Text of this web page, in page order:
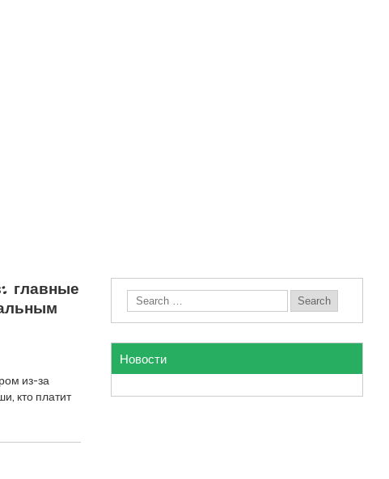
главные
из-за
кто платит
Новости